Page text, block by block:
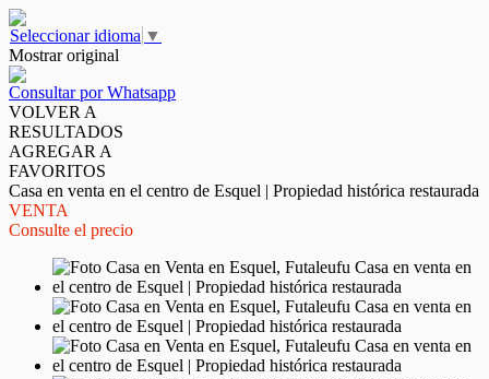
Seleccionar idioma ▼
Mostrar original
Consultar por Whatsapp
VOLVER A
RESULTADOS
AGREGAR A
FAVORITOS
Casa en venta en el centro de Esquel | Propiedad histórica restaurada
VENTA
Consulte el precio